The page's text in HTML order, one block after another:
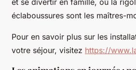
éclaboussures sont les maîtres-
Pour en savoir plus sur les
votre séjour, visitez https://